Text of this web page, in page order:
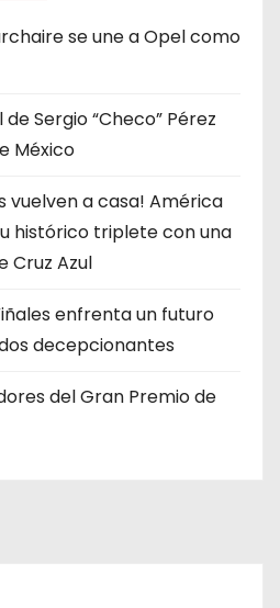
se une a Opel como
Sergio “Checo” Pérez
México
vuelven a casa! América
histórico triplete con una
Cruz Azul
enfrenta un futuro
decepcionantes
del Gran Premio de